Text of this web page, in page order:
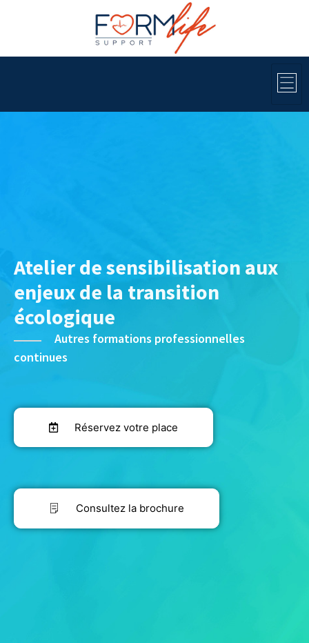
Atelier de sensibilisation aux
enjeux de la transition
écologique
Autres formations professionnelles
continues
Réservez votre place
Consultez la brochure